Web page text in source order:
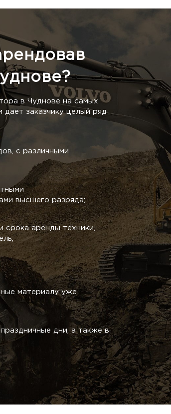
в Чуднове на самых
дает заказчику целый ряд
с различными
высшего разряда;
аренды техники,
материалу уже
дни, а также в